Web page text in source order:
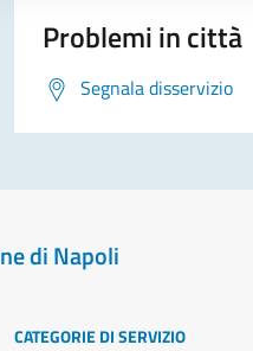
Problemi in città
Segnala disservizio
di Napoli
CATEGORIE DI SERVIZIO